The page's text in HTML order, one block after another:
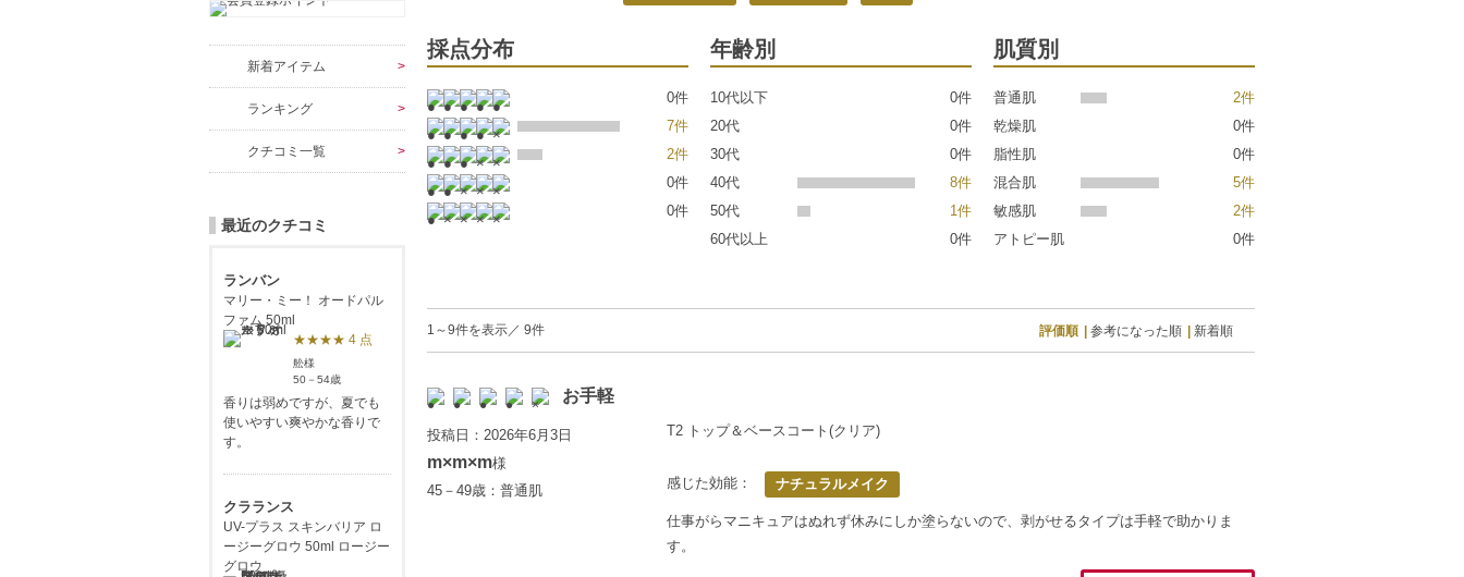
採点分布
0件
7件
2件
0件
0件
年齢別
10代以下
0件
20代
0件
30代
0件
40代
8件
50代
1件
60代以上
0件
肌質別
普通肌
2件
乾燥肌
0件
脂性肌
0件
混合肌
5件
敏感肌
2件
アトピー肌
0件
1～9件を表示／ 9件 評価順 参考になった順 新着順
お手軽
投稿日：2026年6月3日
m×m×m様
45－49歳：普通肌
T2 トップ＆ベースコート(クリア)
感じた効能： ナチュラルメイク
仕事がらマニキュアはぬれず休みにしか塗らないので、剥がせるタイプは手軽で助かりま
す。
新着アイテム
ランキング
クチコミ一覧
最近のクチコミ
ランバン
マリー・ミー！ オードパル
ファム 50ml
★★★★ 4 点
舩様
50－54歳
香りは弱めですが、夏でも
使いやすい爽やかな香りで
す。
クラランス
UV-プラス スキンバリア ロ
ージーグロウ 50ml ロージー
グロウ